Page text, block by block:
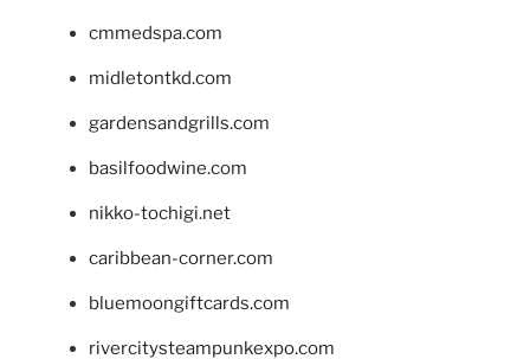
cmmedspa.com
midletontkd.com
gardensandgrills.com
basilfoodwine.com
nikko-tochigi.net
caribbean-corner.com
bluemoongiftcards.com
rivercitysteampunkexpo.com